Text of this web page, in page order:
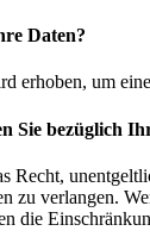
Daten?
erhoben, um
Sie bezüglich
Recht,
zu verlangen.
die